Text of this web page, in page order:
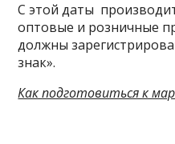
С этой даты
оптовые и розничные
должны
знак».
Как подготовиться к